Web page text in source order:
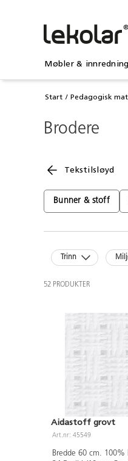
Møbler & innredning
Start Pedagogisk
Brodere
Tekstilsløyd
Bunner & stoff
Trinn
52 PRODUKTER
Aidastoff grovt
Art.nr: 45549
Bredde 60 cm. 100%